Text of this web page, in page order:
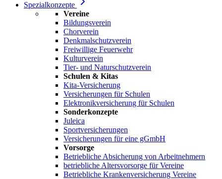
Spezialkonzepte
Vereine
Bildungsverein
Chorverein
Denkmalschutzverein
Freiwillige Feuerwehr
Kulturverein
Tier- und Naturschutzverein
Schulen & Kitas
Kita-Versicherung
Versicherungen für Schulen
Elektronikversicherung für Schulen
Sonderkonzepte
Juleica
Sportversicherungen
Versicherungen für eine gGmbH
Vorsorge
Betriebliche Absicherung von Arbeitnehmern
betriebliche Altersvorsorge für Vereine
Betriebliche Krankenversicherung Vereine